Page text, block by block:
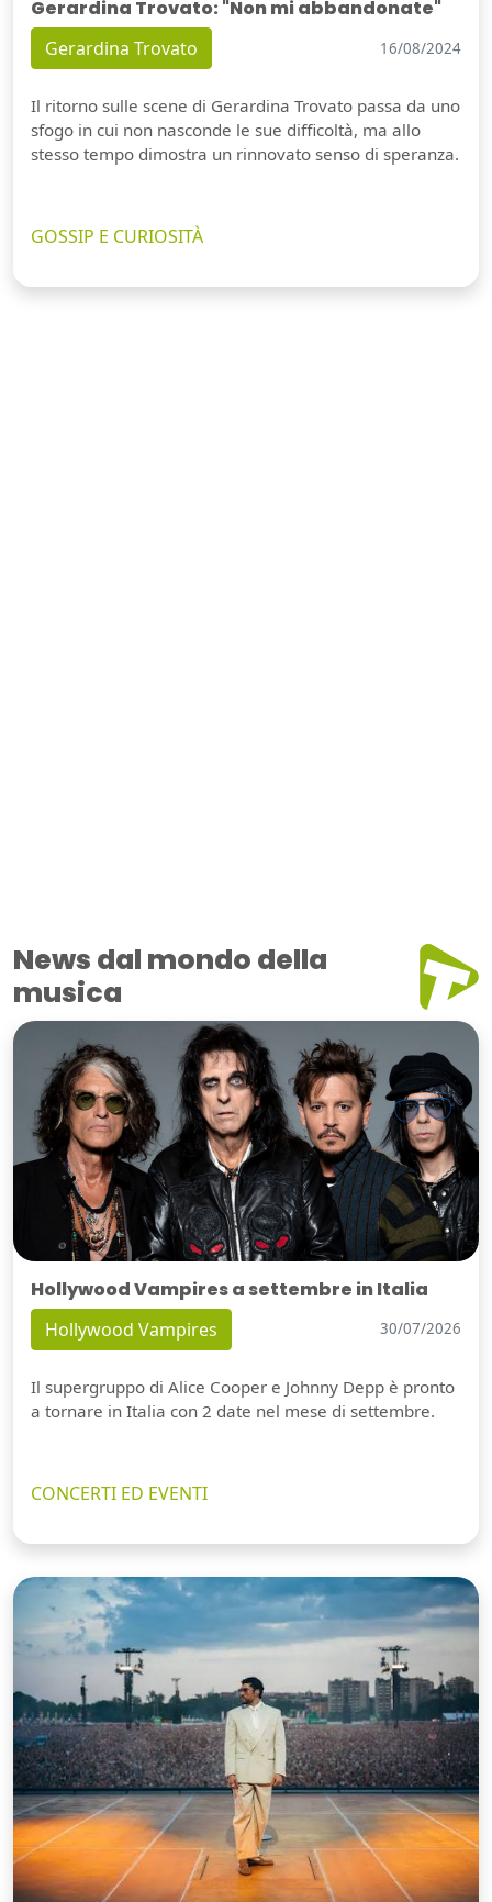
Gerardina Trovato: "Non mi abbandonate"
Gerardina Trovato 16/08/2024
Il ritorno sulle scene di Gerardina Trovato passa da uno
sfogo in cui non nasconde le sue difficoltà, ma allo
stesso tempo dimostra un rinnovato senso di speranza.
GOSSIP E CURIOSITÀ
News dal mondo della
musica
Hollywood Vampires a settembre in Italia
Hollywood Vampires 30/07/2026
Il supergruppo di Alice Cooper e Johnny Depp è pronto
a tornare in Italia con 2 date nel mese di settembre.
CONCERTI ED EVENTI